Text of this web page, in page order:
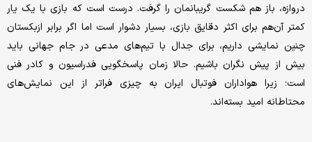
دروازه، باز هم شکست گریبانمان را گرفت. درست است که بازی با یک یار
کمتر آن‌هم برای اکثر دقایق بازی، بسیار دشوار است اما اگر برابر ازبکستان
چنین نمایشی داریم، برای جدال با تیم‌های مدعی در جام جهانی باید
بیش از پیش نگران باشیم. حالا زمان پاسخگویی فدراسیون و کادر فنی
است؛ زیرا هواداران فوتبال ایران به چیزی فراتر از این نمایش‌های
محتاطانه امید بسته‌اند.